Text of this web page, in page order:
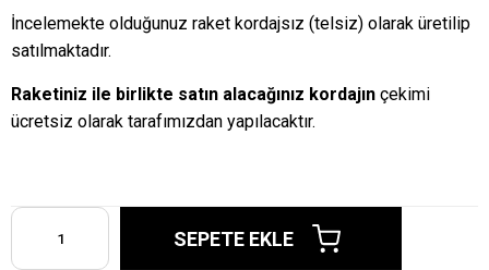
İncelemekte olduğunuz raket kordajsız (telsiz) olarak üretilip
satılmaktadır.
Raketiniz ile birlikte satın alacağınız kordajın çekimi
ücretsiz olarak tarafımızdan yapılacaktır.